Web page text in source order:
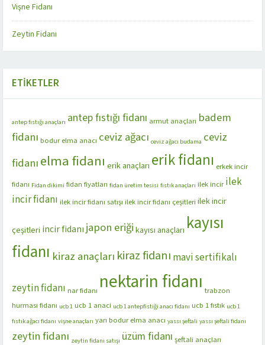
Vişne Fidanı
Zeytin Fidanı
ETIKETLER
antep fıstığı anaçları antep fıstığı fidanı armut anaçları badem
fidanı bodur elma anacı ceviz ağacı ceviz ağacı budama ceviz
fidanıelma fidanı erik anaçları erik fidanı erkek incir
fidanı Fidan dikimi fidan fiyatları fidan üretim tesisi fıstık anaçları ilek incir ilek
incir fidanı ilek incir fidanı satışı ilek incir fidanı çeşitleri ilek incir
çeşitleri incir fidanı japon eriğikayısı anaçları kayısı
fidanı kiraz anaçları kiraz fidanı mavi sertifikalı
zeytin fidanı nar fidanı nektarin fidanı trabzon
hurması fidanı ucb 1 ucb 1 anaci ucb 1 antepfistiği anacı fidanı ucb 1 fıstık ucb 1
fıstık ağacı fidanı vişne anaçları yarı bodur elma anacı yassı şeftali yassı şeftali fidanı
zeytin fidanı zeytin fidanı satışı üzüm fidanı şeftali anaçları